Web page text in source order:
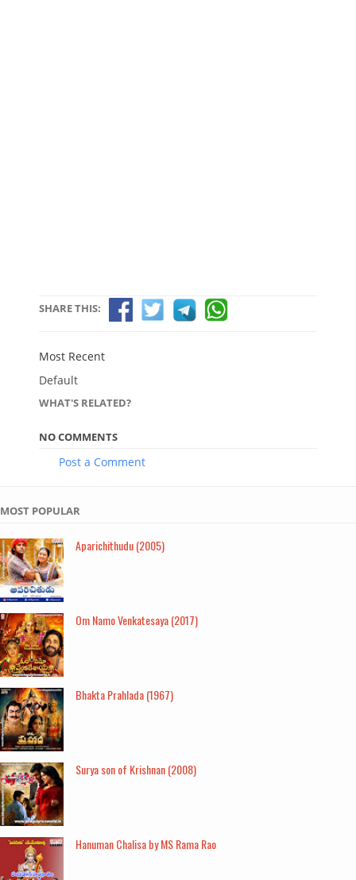
SHARE THIS:
Most Recent
Default
WHAT'S RELATED?
NO COMMENTS
Post a Comment
MOST POPULAR
Aparichithudu (2005)
Om Namo Venkatesaya (2017)
Bhakta Prahlada (1967)
Surya son of Krishnan (2008)
Hanuman Chalisa by MS Rama Rao